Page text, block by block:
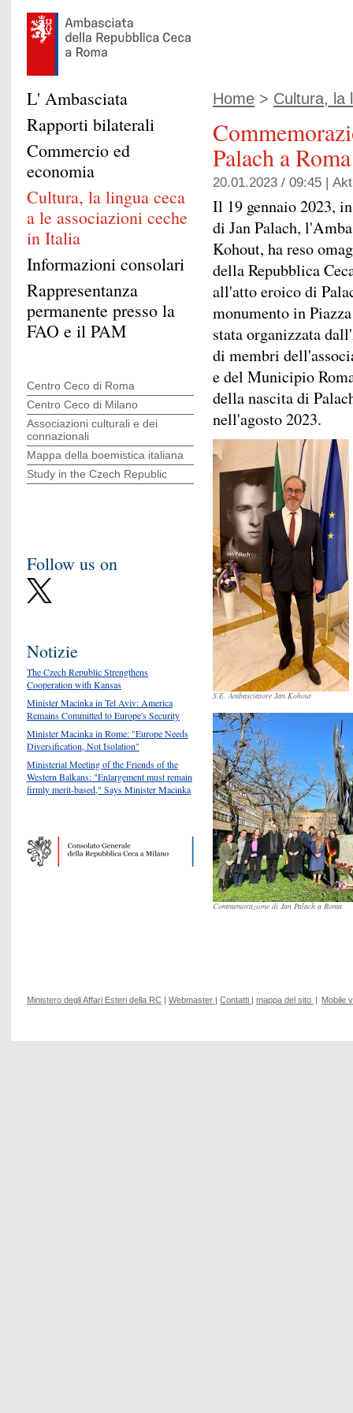
Home > Cultura, la
Palach a Roma
20.01.2023 / 09:45 |
Il 19 gennaio 2023,
di Jan Palach,
Kohout, ha reso
della Repubblica
all'atto eroico di
monumento in
stata organizzata
di membri
e del Municipio
della nascita di
nell'agosto 2023.
S.E. Ambasciatore Jan Kohout
Commemorazione di Jan Palach a Roma
L' Ambasciata
Rapporti bilaterali
Commercio ed
economia
Cultura, la lingua ceca
a le associazioni ceche
in Italia
Informazioni consolari
Rappresentanza
permanente presso la
FAO e il PAM
Centro Ceco di Roma
Centro Ceco di Milano
Associazioni culturali e dei
connazionali
Mappa della boemistica italiana
Study in the Czech Republic
Follow us on
Notizie
The Czech Republic Strengthens
Cooperation with Kansas
Minister Macinka in Tel Aviv: America
Remains Committed to Europe's Security
Minister Macinka in Rome: "Europe Needs
Diversification, Not Isolation"
Ministerial Meeting of the Friends of the
Western Balkans: "Enlargement must remain
firmly merit-based," Says Minister Macinka
Ministero degli Affari Esteri della RC | Webmaster | Contatti | mappa del sito | Mobile